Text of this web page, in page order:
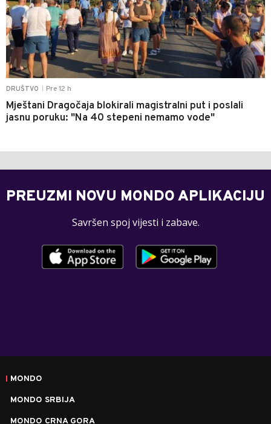
DRUŠTVO Pre 12 h
Mještani Dragočaja blokirali magistralni put i poslali
jasnu poruku: "Na 40 stepeni nemamo vode"
PREUZMI NOVU MONDO APLIKACIJU
Savršen spoj vijesti i zabave.
MONDO
MONDO SRBIJA
MONDO CRNA GORA